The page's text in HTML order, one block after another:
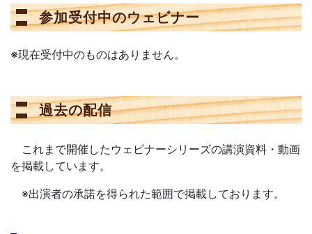
参加受付中のウェビナー
※現在受付中のものはありません。
過去の配信
これまで開催したウェビナーシリーズの講演資料・動画
を掲載しています。
※出演者の承諾を得られた範囲で掲載しております。